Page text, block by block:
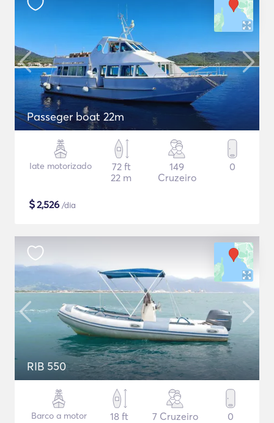
Passeger boat 22m
Iate motorizado
72 ft
22 m
149
Cruzeiro
0
$2,526 /dia
RIB 550
Barco a motor
18 ft
7 Cruzeiro 0